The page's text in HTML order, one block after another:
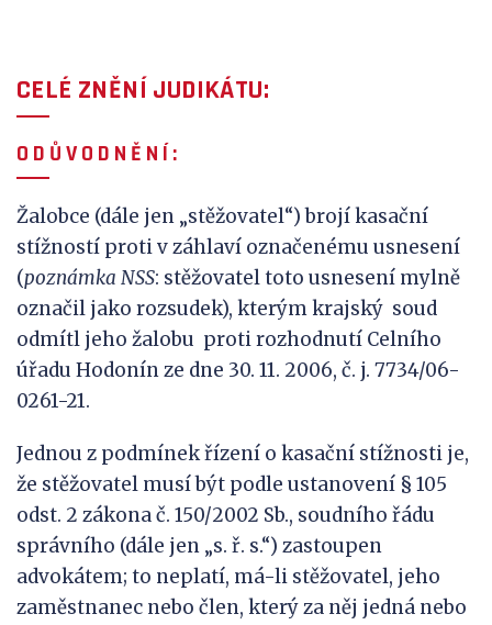
CELÉ ZNĚNÍ JUDIKÁTU:
O D Ů VO D N Ě N Í :
Žalobce (dále jen „stěžovatel“) brojí kasační
stížností proti v záhlaví označenému usnesení
(poznámka NSS: stěžovatel toto usnesení mylně
označil jako rozsudek), kterým krajský soud
odmítl jeho žalobu proti rozhodnutí Celního
úřadu Hodonín ze dne 30. 11. 2006, č. j. 7734/06-
0261-21.
Jednou z podmínek řízení o kasační stížnosti je,
že stěžovatel musí být podle ustanovení § 105
odst. 2 zákona č. 150/2002 Sb., soudního řádu
správního (dále jen „s. ř. s.“) zastoupen
advokátem; to neplatí, má-li stěžovatel, jeho
zaměstnanec nebo člen, který za něj jedná nebo